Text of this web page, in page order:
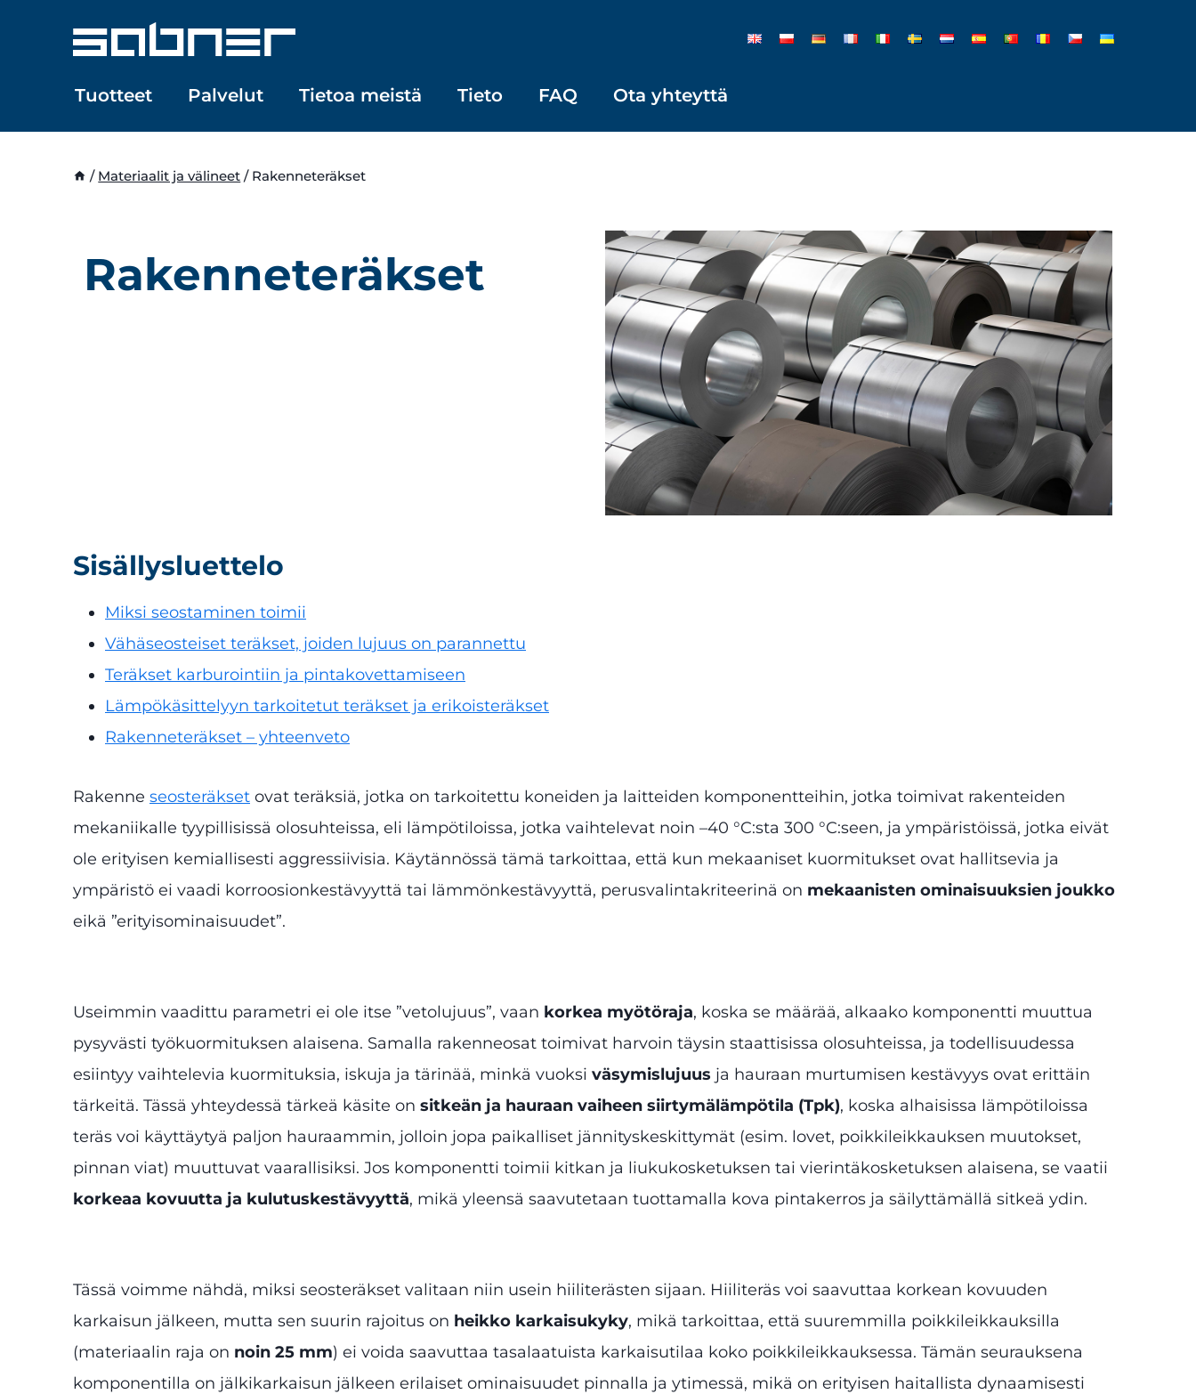
Tuotteet Palvelut Tietoa meistä Tieto FAQ Ota yhteyttä
/ Materiaalit ja välineet / Rakenneteräkset
Rakenneteräkset
Sisällysluettelo
Miksi seostaminen toimii
Vähäseosteiset teräkset, joiden lujuus on parannettu
Teräkset karburointiin ja pintakovettamiseen
Lämpökäsittelyyn tarkoitetut teräkset ja erikoisteräkset
Rakenneteräkset – yhteenveto
Rakenne seosteräkset ovat teräksiä, jotka on tarkoitettu koneiden ja laitteiden komponentteihin, jotka toimivat rakenteiden
mekaniikalle tyypillisissä olosuhteissa, eli lämpötiloissa, jotka vaihtelevat noin –40 °C:sta 300 °C:seen, ja ympäristöissä, jotka eivät
ole erityisen kemiallisesti aggressiivisia. Käytännössä tämä tarkoittaa, että kun mekaaniset kuormitukset ovat hallitsevia ja
ympäristö ei vaadi korroosionkestävyyttä tai lämmönkestävyyttä, perusvalintakriteerinä on mekaanisten ominaisuuksien joukko
eikä ”erityisominaisuudet”.
Useimmin vaadittu parametri ei ole itse ”vetolujuus”, vaan korkea myötöraja, koska se määrää, alkaako komponentti muuttua
pysyvästi työkuormituksen alaisena. Samalla rakenneosat toimivat harvoin täysin staattisissa olosuhteissa, ja todellisuudessa
esiintyy vaihtelevia kuormituksia, iskuja ja tärinää, minkä vuoksi väsymislujuus ja hauraan murtumisen kestävyys ovat erittäin
tärkeitä. Tässä yhteydessä tärkeä käsite on sitkeän ja hauraan vaiheen siirtymälämpötila (Tpk), koska alhaisissa lämpötiloissa
teräs voi käyttäytyä paljon hauraammin, jolloin jopa paikalliset jännityskeskittymät (esim. lovet, poikkileikkauksen muutokset,
pinnan viat) muuttuvat vaarallisiksi. Jos komponentti toimii kitkan ja liukukosketuksen tai vierintäkosketuksen alaisena, se vaatii
korkeaa kovuutta ja kulutuskestävyyttä, mikä yleensä saavutetaan tuottamalla kova pintakerros ja säilyttämällä sitkeä ydin.
Tässä voimme nähdä, miksi seosteräkset valitaan niin usein hiiliterästen sijaan. Hiiliteräs voi saavuttaa korkean kovuuden
karkaisun jälkeen, mutta sen suurin rajoitus on heikko karkaisukyky, mikä tarkoittaa, että suuremmilla poikkileikkauksilla
(materiaalin raja on noin 25 mm) ei voida saavuttaa tasalaatuista karkaisutilaa koko poikkileikkauksessa. Tämän seurauksena
komponentilla on jälkikarkaisun jälkeen erilaiset ominaisuudet pinnalla ja ytimessä, mikä on erityisen haitallista dynaamisesti